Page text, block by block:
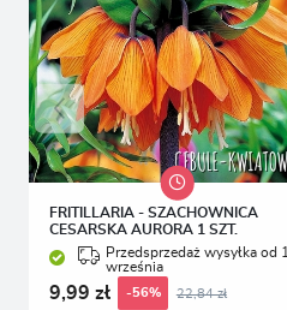
FRITILLARIA - SZACHOWNICA
CESARSKA AURORA 1 SZT.
Przedsprzedaż wysyłka od 1
września
9,99 zł -56% 22,84 zł